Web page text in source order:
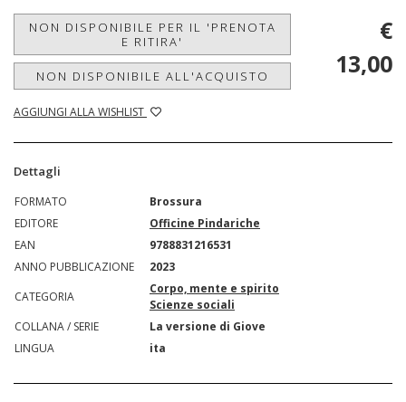
NON DISPONIBILE PER IL 'PRENOTA
E RITIRA'
NON DISPONIBILE ALL'ACQUISTO
AGGIUNGI ALLA WISHLIST
€
13,00
Dettagli
FORMATO
Brossura
EDITORE
Officine Pindariche
EAN
9788831216531
ANNO PUBBLICAZIONE
2023
CATEGORIA
Corpo, mente e spirito
Scienze sociali
COLLANA / SERIE
La versione di Giove
LINGUA
ita